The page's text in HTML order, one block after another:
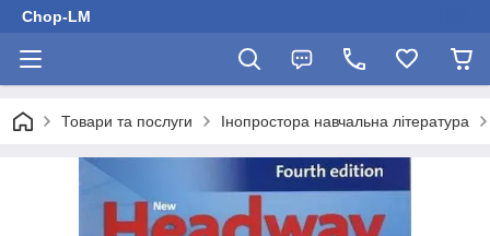
Chop-LM
Товари та послуги Інопростора навчальна література